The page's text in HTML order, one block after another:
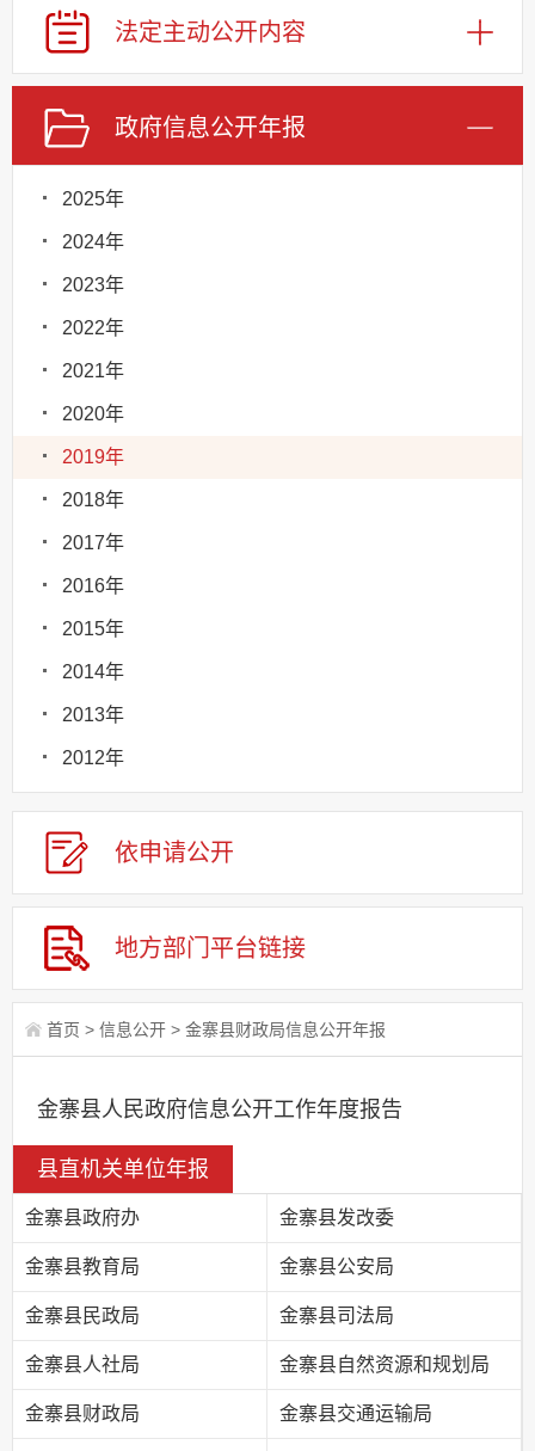
法定主动公开内容
政府信息公开年报
2025年
2024年
2023年
2022年
2021年
2020年
2019年
2018年
2017年
2016年
2015年
2014年
2013年
2012年
依申请公开
地方部门 平台链接
首页 > 信息公开 > 金寨县财政局信息公开年报
金寨县人民政府信息公开工作年度报告
县直机关单位年报
金寨县政府办 金寨县发改委
金寨县教育局 金寨县公安局
金寨县民政局 金寨县司法局
金寨县人社局 金寨县自然资源和规划局
金寨县财政局 金寨县交通运输局